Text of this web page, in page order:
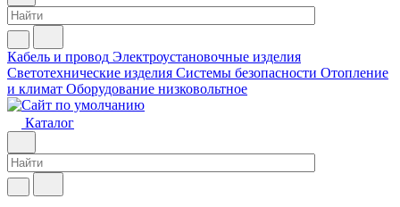
Кабель и провод Электроустановочные изделия
Светотехнические изделия Системы безопасности Отопление
и климат Оборудование низковольтное
Каталог